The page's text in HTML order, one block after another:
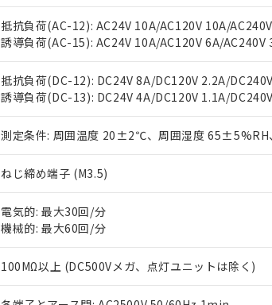
抵抗負荷(AC-12): AC24V 10A/AC120V 10A/
誘導負荷(AC-15): AC24V 10A/AC120V 6A/AC240V
抵抗負荷(DC-12): DC24V 8A/DC120V 2.2A/
誘導負荷(DC-13): DC24V 4A/DC120V 1.1A/
測定条件: 周囲温度 20±2℃、周囲湿度 65±5%RH
ねじ締め端子 (M3.5)
電気的: 最大30回/分
機械的: 最大60回/分
100MΩ以上 (DC500Vメガ、点灯ユニットは除く)
正式な納期状況および標準価格はお客様
当社販売員にご相談ください。
オムロン制御機器販売店や当社販売拠点は
在庫状況および標準価格結果を当社の事
す。
マイパーツ機能（部品リスト作成サービ
ている必要があります。
が、当社の製品・サービスに関するお客
さい。
※当社の共同利用者とは、
いる法人を指します。
※2 対応予定月
部品在庫の切り替え状況などにより、予定月が
※3 非含有証明書ダウンロード
EU RoHS指令（10物質）の非含有証明書
51物質の非含有証明書（当社基準）
※本証明書は発行日時点で非含有を証明するも
また、RoHS指令のフタル酸エステル類４物質
混在することから備考欄に対応日を記載しており
既に当社にて対応品への在庫切替を完了して
※2 環境保護使用期限
「ｅ」：有害物質（10物質）のすべてが基準値
「10」：通常の使用状況下において有害物質が
味します。
「－」：未確認です。当社販売部門へお問い合
置等に一切使用いたしません。
当社は、貴社製品を第三者に販売する場
また当社は、販売先および販売に係わる
たしません。
△ 一定数には満たないが在庫あり
－
在庫なし(最新の在庫状況については
機器販売店・当社販売員にご確認くだ
空
白
受注生産機種、また在庫状況の情報